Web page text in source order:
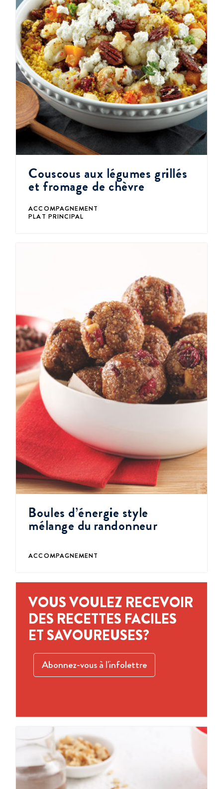
Couscous aux légumes grillés
et fromage de chèvre
ACCOMPAGNEMENT
PLAT PRINCIPAL
Boules d’énergie style
mélange du randonneur
ACCOMPAGNEMENT
VOUS VOULEZ RECEVOIR
DES RECETTES FACILES
ET SAVOUREUSES?
Abonnez-vous à l'infolettre